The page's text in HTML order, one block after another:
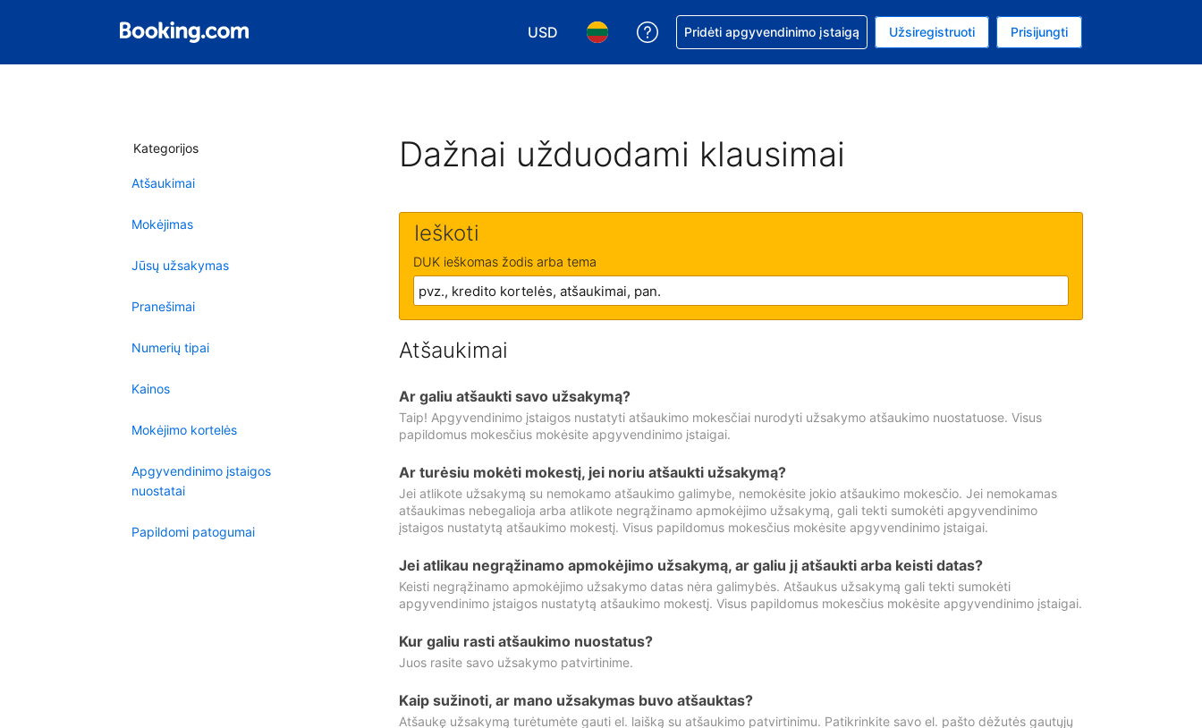
USD
Pasirinkite valiutą. Jūsų pasirinkta valiuta: Jungtinių Valstijų doleris
Pasirinkite kalbą. Jūsų pasirinkta kalba: Lietuvių
Pagalba dėl užsakymo
Pridėti apgyvendinimo įstaigą Užsiregistruoti Prisijungti
Kategorijos
Atšaukimai
Mokėjimas
Jūsų užsakymas
Pranešimai
Numerių tipai
Kainos
Mokėjimo kortelės
Apgyvendinimo įstaigos
nuostatai
Papildomi patogumai
Dažnai užduodami klausimai
Ieškoti
DUK ieškomas žodis arba tema
Atšaukimai
Ar galiu atšaukti savo užsakymą?
Taip! Apgyvendinimo įstaigos nustatyti atšaukimo mokesčiai nurodyti užsakymo atšaukimo nuostatuose. Visus
papildomus mokesčius mokėsite apgyvendinimo įstaigai.
Ar turėsiu mokėti mokestį, jei noriu atšaukti užsakymą?
Jei atlikote užsakymą su nemokamo atšaukimo galimybe, nemokėsite jokio atšaukimo mokesčio. Jei nemokamas
atšaukimas nebegalioja arba atlikote negrąžinamo apmokėjimo užsakymą, gali tekti sumokėti apgyvendinimo
įstaigos nustatytą atšaukimo mokestį. Visus papildomus mokesčius mokėsite apgyvendinimo įstaigai.
Jei atlikau negrąžinamo apmokėjimo užsakymą, ar galiu jį atšaukti arba keisti datas?
Keisti negrąžinamo apmokėjimo užsakymo datas nėra galimybės. Atšaukus užsakymą gali tekti sumokėti
apgyvendinimo įstaigos nustatytą atšaukimo mokestį. Visus papildomus mokesčius mokėsite apgyvendinimo įstaigai.
Kur galiu rasti atšaukimo nuostatus?
Juos rasite savo užsakymo patvirtinime.
Kaip sužinoti, ar mano užsakymas buvo atšauktas?
Atšaukę užsakymą turėtumėte gauti el. laišką su atšaukimo patvirtinimu. Patikrinkite savo el. pašto dėžutės gautųjų